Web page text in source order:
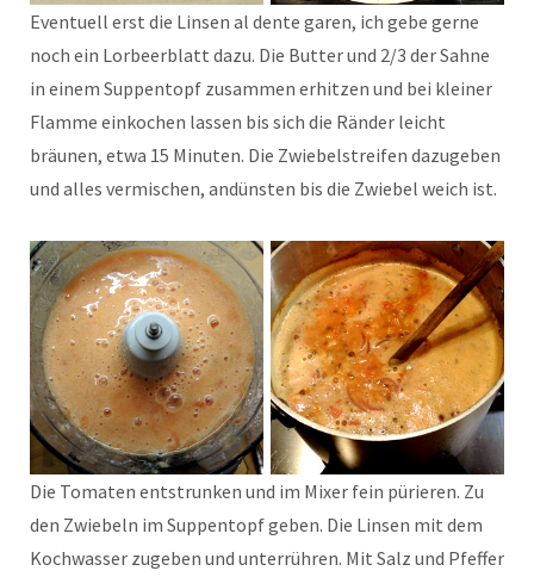
Eventuell erst die Linsen al dente garen, ich gebe gerne
noch ein Lorbeerblatt dazu. Die Butter und 2/3 der Sahne
in einem Suppentopf zusammen erhitzen und bei kleiner
Flamme einkochen lassen bis sich die Ränder leicht
bräunen, etwa 15 Minuten. Die Zwiebelstreifen dazugeben
und alles vermischen, andünsten bis die Zwiebel weich ist.
Die Tomaten entstrunken und im Mixer fein pürieren. Zu
den Zwiebeln im Suppentopf geben. Die Linsen mit dem
Kochwasser zugeben und unterrühren. Mit Salz und Pfeffer